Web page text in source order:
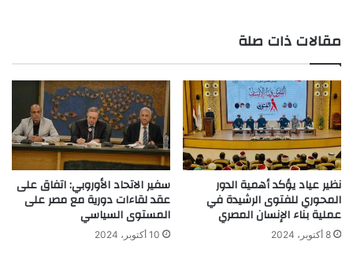
مقالات ذات صلة
نظير عياد يؤكد أهمية الدور
المحوري للفتوى الرشيدة في
عملية بناء الإنسان المصري
8 أكتوبر، 2024
سفير الاتحاد الأوروبي: اتفاق على
عقد لقاءات دورية مع مصر على
المستوى السياسي
10 أكتوبر، 2024